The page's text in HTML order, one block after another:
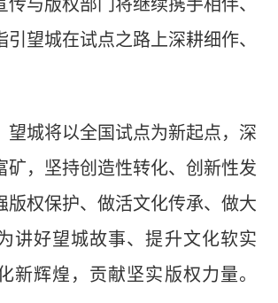
传与版权部门将继续携手相伴、
望城在试点之路上深耕细作、
城将以全国试点为新起点，深
矿，坚持创造性转化、创新性发
版权保护、做活文化传承、做大
讲好望城故事、提升文化软实
新辉煌，贡献坚实版权力量。